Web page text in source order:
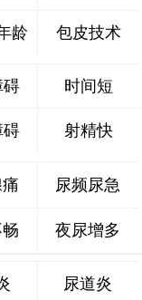
龄 包皮技术
碍
碍
时间短
射精快
尿频尿急
夜尿增多
尿道炎